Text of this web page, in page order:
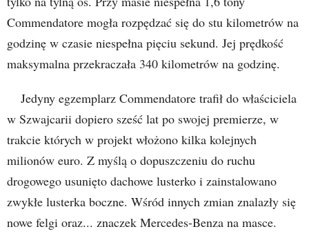
Commendatore mogła rozpędzać się do stu kilometrów na
godzinę w czasie niespełna pięciu sekund. Jej prędkość
maksymalna przekraczała 340 kilometrów na godzinę.
Jedyny egzemplarz Commendatore trafił do właściciela
w Szwajcarii dopiero sześć lat po swojej premierze, w
trakcie których w projekt włożono kilka kolejnych
milionów euro. Z myślą o dopuszczeniu do ruchu
drogowego usunięto dachowe lusterko i zainstalowano
zwykłe lusterka boczne. Wśród innych zmian znalazły się
nowe felgi oraz... znaczek Mercedes-Benza na masce.